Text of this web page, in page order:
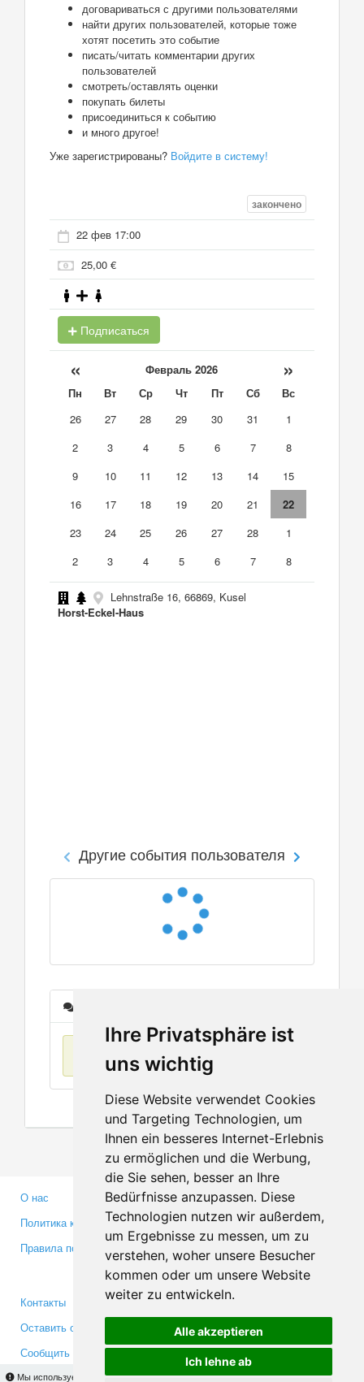
Ihre Privatsphäre ist
uns wichtig
Diese Website verwendet Cookies
und Targeting Technologien, um
Ihnen ein besseres Internet-Erlebnis
zu ermöglichen und die Werbung,
die Sie sehen, besser an Ihre
Bedürfnisse anzupassen. Diese
Technologien nutzen wir außerdem,
um Ergebnisse zu messen, um zu
verstehen, woher unsere Besucher
kommen oder um unsere Website
weiter zu entwickeln.
Alle akzeptieren
Ich lehne ab
Мы используем cookies для того, чтобы Вы могли использовать весь функционал
договариваться с другими пользователями
найти других пользователей, которые тоже
хотят посетить это событие
писать/читать комментарии других
пользователей
смотреть/оставлять оценки
покупать билеты
присоединиться к событию
и много другое!
Уже зарегистрированы? Войдите в систему!
закончено
22 фев 17:00
25,00 €
Подписаться
« Февраль 2026 »
Пн Вт Ср Чт Пт Сб
Вс
26
27 28 29 30 31
1
2
3 4 5 6 7
8
9
10 11 12 13 14
15
16
17 18 19 20 21
22
23
24 25 26 27 28
1
2
3 4 5 6 7 8
Lehnstraße 16, 66869, Kusel
Horst-Eckel-Haus
Другие события пользователя
Нет данных
О нас
Политика конфиденциальности
Правила пользования
Партнерам
Инвесторам
Медиа
Контакты
Оставить отзыв
Сообщить об ошибке
Facebook
Twitter
YouTube
Google+